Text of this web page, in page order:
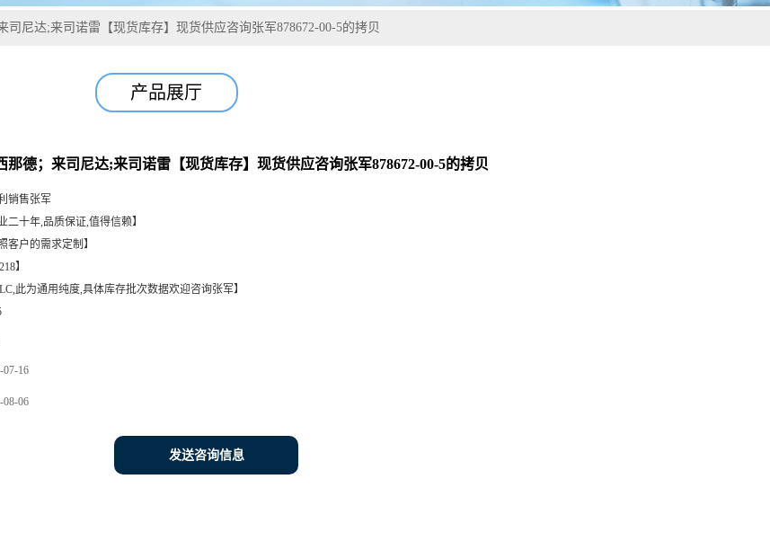
司尼达;来司诺雷【现货库存】现货供应咨询张军878672-00-5的拷贝
产品展厅
那德；来司尼达;来司诺雷【现货库存】现货供应咨询张军878672-00-5的拷贝
销售张军
二十年,品质保证,值得信赖】
客户的需求定制】
】
此为通用纯度,具体库存批次数据欢迎咨询张军】
07-16
08-06
发送咨询信息